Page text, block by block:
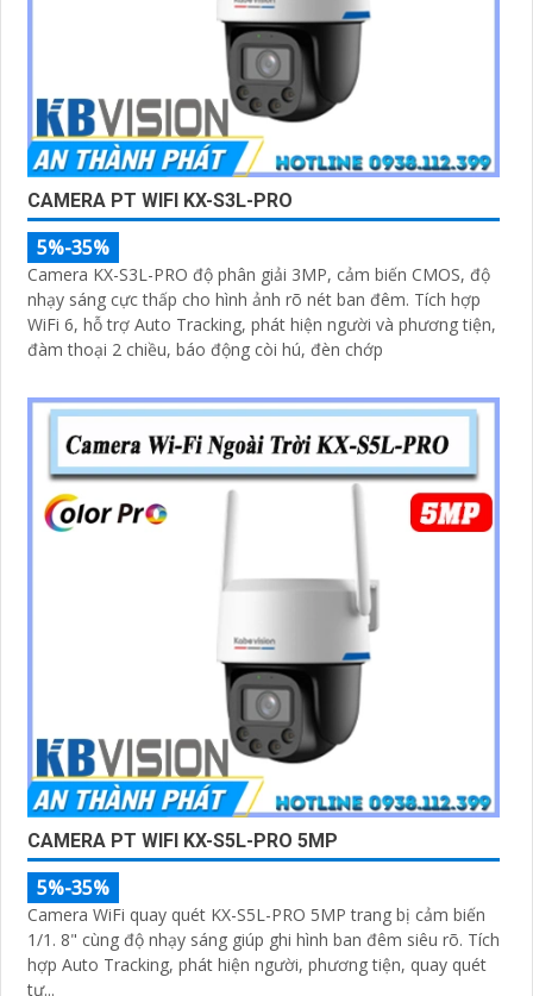
CAMERA PT WIFI KX-S3L-PRO
5%-35%
Camera KX-S3L-PRO độ phân giải 3MP, cảm biến CMOS, độ
nhạy sáng cực thấp cho hình ảnh rõ nét ban đêm. Tích hợp
WiFi 6, hỗ trợ Auto Tracking, phát hiện người và phương tiện,
đàm thoại 2 chiều, báo động còi hú, đèn chớp
CAMERA PT WIFI KX-S5L-PRO 5MP
5%-35%
Camera WiFi quay quét KX-S5L-PRO 5MP trang bị cảm biến
1/1. 8" cùng độ nhạy sáng giúp ghi hình ban đêm siêu rõ. Tích
hợp Auto Tracking, phát hiện người, phương tiện, quay quét
tự...